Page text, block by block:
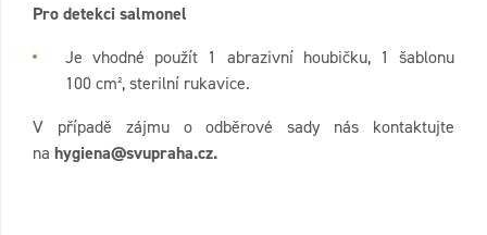
Pro detekci salmonel
Je vhodné použít 1 abrazivní houbičku, 1 šablonu
100 cm², sterilní rukavice.
V případě zájmu o odběrové sady nás kontaktujte
na hygiena@svupraha.cz.